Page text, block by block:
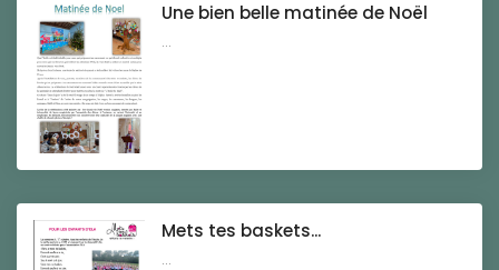
Une bien belle matinée de Noël
...
Mets tes baskets...
...